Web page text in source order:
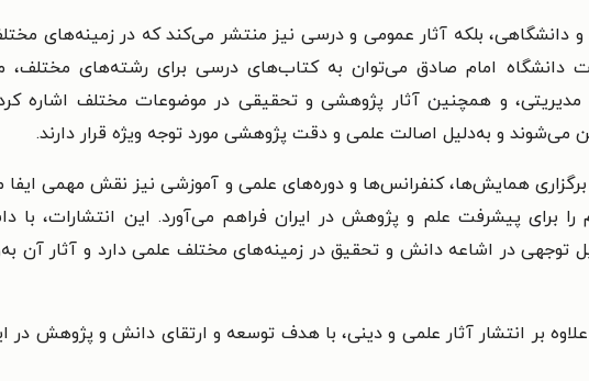
بلکه آثار عمومی و درسی نیز منتشر می‌کند که در زمینه‌های مختلف
دانشگاه امام صادق می‌توان به کتاب‌های درسی برای رشته‌های
و همچنین آثار پژوهشی و تحقیقی در موضوعات مختلف اشاره
می‌شوند و به‌دلیل اصالت علمی و دقت پژوهشی مورد توجه ویژه قرار دارند.
همایش‌ها، کنفرانس‌ها و دوره‌های علمی و آموزشی نیز نقش مهمی
برای پیشرفت علم و پژوهش در ایران فراهم می‌آورد. این انتشارات، با
توجهی در اشاعه دانش و تحقیق در زمینه‌های مختلف علمی دارد و آثار آن
بر انتشار آثار علمی و دینی، با هدف توسعه و ارتقای دانش و پژوهش در